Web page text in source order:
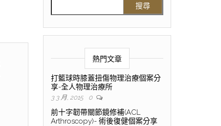
熱門文章
打籃球時膝蓋扭傷物理治療個案分
享-全人物理治療所
3 3 月, 2015 0
前十字韌帶關節鏡修補(ACL
Arthroscopy)- 術後復健個案分享